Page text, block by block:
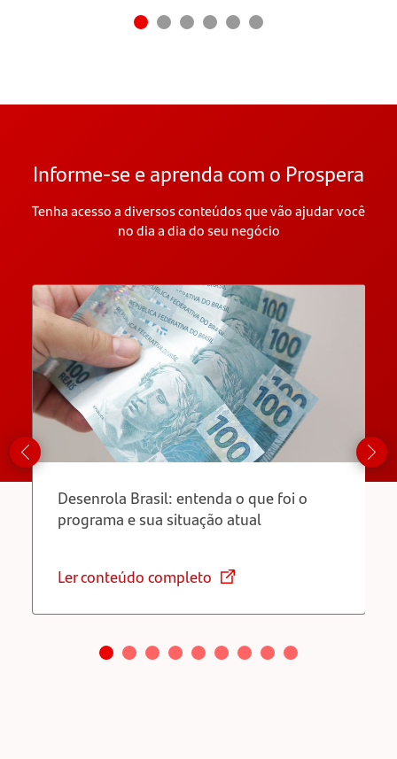
Informe-se e aprenda com o Prospera
Tenha acesso a diversos conteúdos que vão ajudar você
no dia a dia do seu negócio
Desenrola Brasil: entenda o que foi o
programa e sua situação atual
Ler conteúdo completo